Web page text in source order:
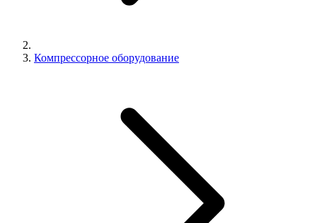
Компрессорное оборудование